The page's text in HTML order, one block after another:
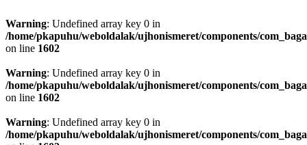
Warning: Undefined array key 0 in
/home/pkapuhu/weboldalak/ujhonismeret/components/
on line 1602
Warning: Undefined array key 0 in
/home/pkapuhu/weboldalak/ujhonismeret/components/
on line 1602
Warning: Undefined array key 0 in
/home/pkapuhu/weboldalak/ujhonismeret/components/